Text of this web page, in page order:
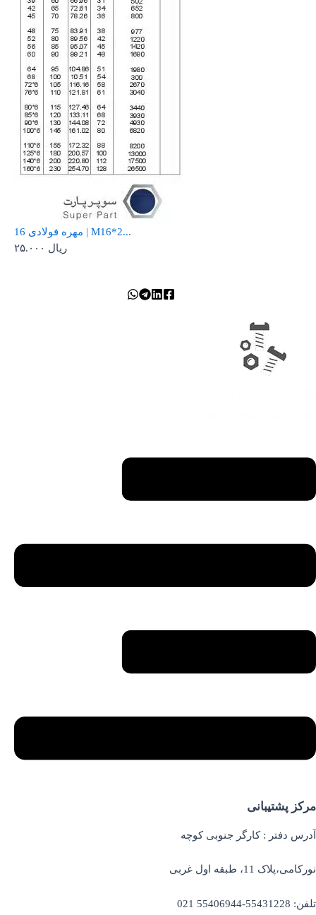
مهره فولادی 16 | M16*2...
۲۵.۰۰۰ ریال
مرکز پشتیبانی
آدرس دفتر : کارگر جنوبی کوچه
نورکامی،پلاک 11، طبقه اول غربی
تلفن: 55431228-55406944 021